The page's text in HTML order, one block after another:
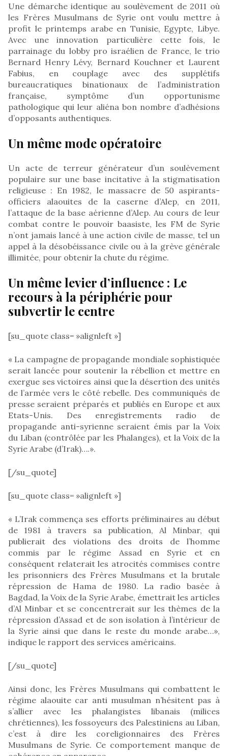
Une démarche identique au soulèvement de 2011 où
les Frères Musulmans de Syrie ont voulu mettre à
profit le printemps arabe en Tunisie, Egypte, Libye.
Avec une innovation particulière cette fois, le
parrainage du lobby pro israélien de France, le trio
Bernard Henry Lévy, Bernard Kouchner et Laurent
Fabius, en couplage avec des supplétifs
bureaucratiques binationaux de l’administration
française, symptôme d’un opportunisme
pathologique qui leur aliéna bon nombre d’adhésions
d’opposants authentiques.
Un même mode opératoire
Un acte de terreur générateur d’un soulèvement
populaire sur une base incitative à la stigmatisation
religieuse : En 1982, le massacre de 50 aspirants-
officiers alaouites de la caserne d’Alep, en 2011,
l’attaque de la base aérienne d’Alep. Au cours de leur
combat contre le pouvoir baasiste, les FM de Syrie
n’ont jamais lancé à une action civile de masse, tel un
appel à la désobéissance civile ou à la grève générale
illimitée, pour obtenir la chute du régime.
Un même levier d’influence : Le
recours à la périphérie pour
subvertir le centre
[su_quote class= »alignleft »]
« La campagne de propagande mondiale sophistiquée
serait lancée pour soutenir la rébellion et mettre en
exergue ses victoires ainsi que la désertion des unités
de l’armée vers le côté rebelle. Des communiqués de
presse seraient préparés et publiés en Europe et aux
Etats-Unis. Des enregistrements radio de
propagande anti-syrienne seraient émis par la Voix
du Liban (contrôlée par les Phalanges), et la Voix de la
Syrie Arabe (d’Irak)….».
[/su_quote]
[su_quote class= »alignleft »]
« L’Irak commença ses efforts préliminaires au début
de 1981 à travers sa publication, Al Minbar, qui
publierait des violations des droits de l’homme
commis par le régime Assad en Syrie et en
conséquent relaterait les atrocités commises contre
les prisonniers des Frères Musulmans et la brutale
répression de Hama de 1980. La radio basée à
Bagdad, la Voix de la Syrie Arabe, émettrait les articles
d’Al Minbar et se concentrerait sur les thèmes de la
répression d’Assad et de son isolation à l’intérieur de
la Syrie ainsi que dans le reste du monde arabe…»,
indique le rapport des services américains.
[/su_quote]
Ainsi donc, les Frères Musulmans qui combattent le
régime alaouite car anti musulman n’hésitent pas à
s’allier avec les phalangistes libanais (milices
chrétiennes), les fossoyeurs des Palestiniens au Liban,
c’est à dire les coreligionnaires des Frères
Musulmans de Syrie. Ce comportement manque de